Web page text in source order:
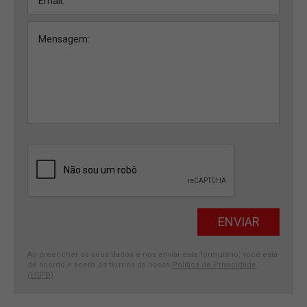
Ao preencher os seus dados e nos enviar este formulário, você está
de acordo e aceita os termos da nossa Política de Privacidade
(LGPD)